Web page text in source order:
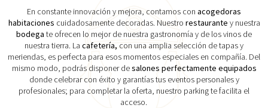
En constante innovación y mejora, contamos con acogedoras
habitaciones cuidadosamente decoradas. Nuestro restaurante y nuestra
bodega te ofrecen lo mejor de nuestra gastronomía y de los vinos de
nuestra tierra. La cafetería, con una amplia selección de tapas y
meriendas, es perfecta para esos momentos especiales en compañía. Del
mismo modo, podrás disponer desalones perfectamente equipados
donde celebrar con éxito y garantías tus eventos personales y
profesionales; para completar la oferta, nuestro parking te facilita el
acceso.